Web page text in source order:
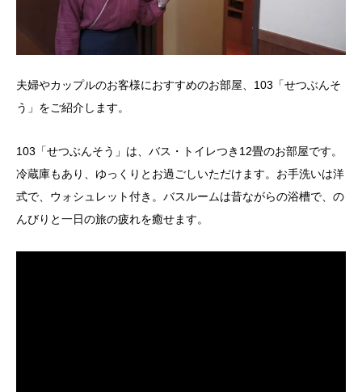
夫婦やカップルのお客様におすすめのお部屋、103「せつぶんそ
う」をご紹介します。
103「せつぶんそう」は、バス・トイレつき12畳のお部屋です。
冷蔵庫もあり、ゆっくりとお過ごしいただけます。お手洗いは洋
式で、ウォシュレット付き。バスルームは昔ながらの浴槽で、の
んびりと一日の旅の疲れを癒せます。